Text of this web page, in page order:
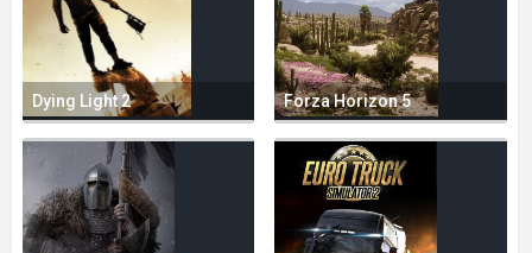
Dying Light 2 Forza Horizon 5